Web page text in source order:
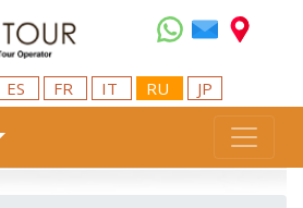
ES FR IT RU JP